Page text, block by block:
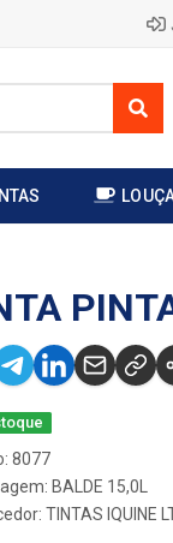
8077
BALDE 15,0L
TINTAS IQUINE